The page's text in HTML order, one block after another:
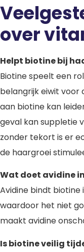
over
Helpt biotine bij
Biotine speelt een
belangrijk eiwit voor
aan biotine kan
geval kan suppletie
zonder tekort is er
de haargroei
Wat doet avidine
Avidine bindt biotine
waardoor het niet
maakt avidine
Is biotine veilig